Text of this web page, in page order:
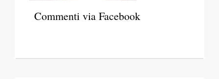
Commenti via Facebook